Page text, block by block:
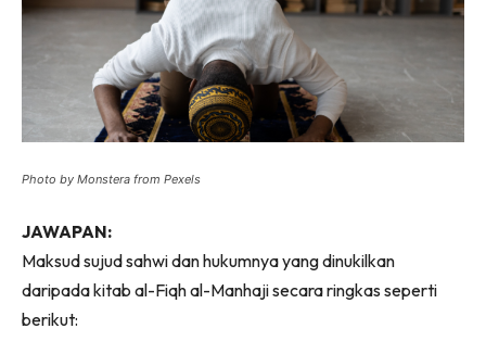
Photo by Monstera from Pexels
JAWAPAN:
Maksud sujud sahwi dan hukumnya yang dinukilkan
daripada kitab al-Fiqh al-Manhaji secara ringkas seperti
berikut: